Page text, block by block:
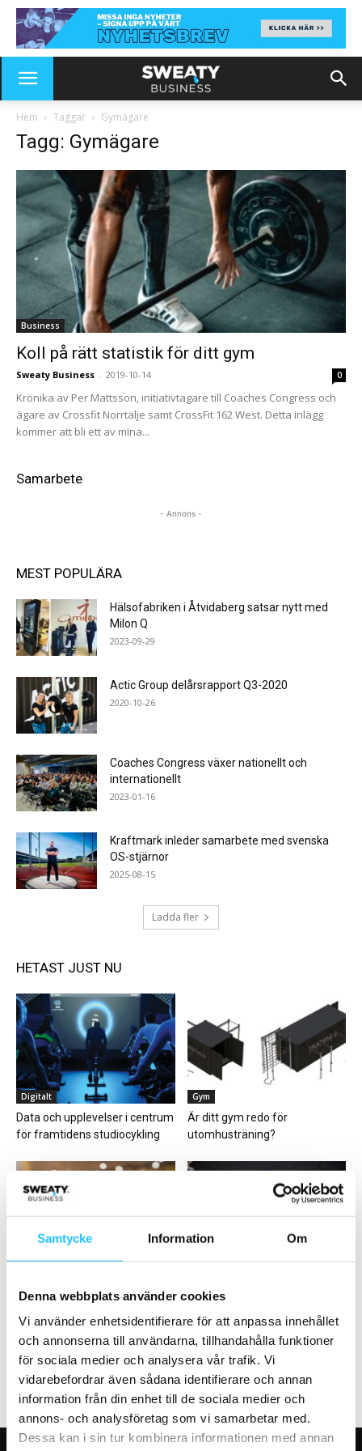
Samtycke Information Om
Denna webbplats använder cookies
Vi använder enhetsidentifierare för att anpassa innehållet
och annonserna till användarna, tillhandahålla funktioner
för sociala medier och analysera vår trafik. Vi
vidarebefordrar även sådana identifierare och annan
information från din enhet till de sociala medier och
annons- och analysföretag som vi samarbetar med.
Dessa kan i sin tur kombinera informationen med annan
Hem Taggar Gymägare
Tagg: Gymägare
Business
Koll på rätt statistik för ditt gym
Sweaty Business - 2019-10-14 0
Krönika av Per Mattsson, initiativtagare till Coaches Congress och
ägare av Crossfit Norrtälje samt CrossFit 162 West. Detta inlägg
kommer att bli ett av mina...
Samarbete
- Annons -
MEST POPULÄRA
Hälsofabriken i Åtvidaberg satsar nytt med
Milon Q
2023-09-29
Actic Group delårsrapport Q3-2020
2020-10-26
Coaches Congress växer nationellt och
internationellt
2023-01-16
Kraftmark inleder samarbete med svenska
OS-stjärnor
2025-08-15
Ladda fler
HETAST JUST NU
Digitalt
Data och upplevelser i centrum
för framtidens studiocykling
Gym
Är ditt gym redo för
utomhusträning?
Business
boutique Stockholm
Hälsa
Active Sweden –
träningsbranschen stärker sin
gemensamma röst